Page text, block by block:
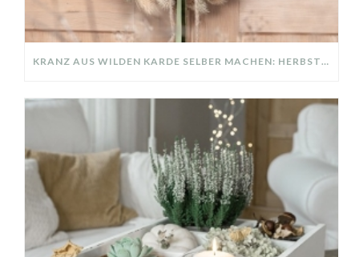
KRANZ AUS WILDEN KARDE SELBER MACHEN: HERBSTDEKO GANZ EINFACH